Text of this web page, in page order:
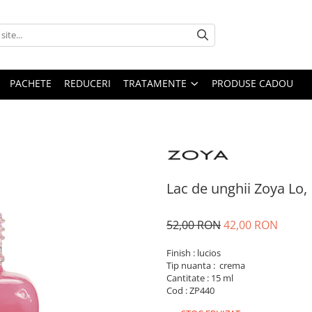
PACHETE REDUCERI TRATAMENTE PRODUSE CADOU
Lac de unghii Zoya
52,00 RON42,00 RON
Finish : lucios
Tip nuanta : crema
Cantitate : 15 ml
Cod : ZP440